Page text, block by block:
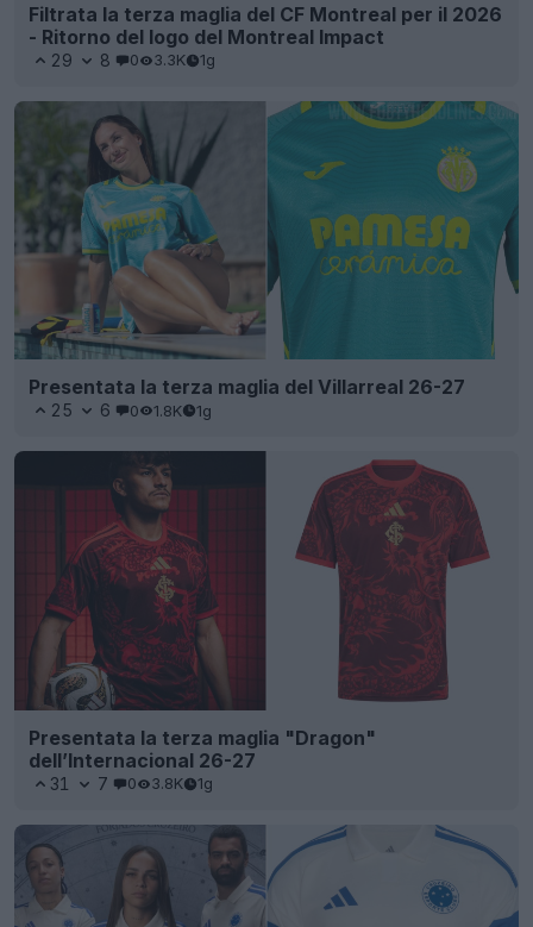
Filtrata la terza maglia del CF Montreal per il 2026
- Ritorno del logo del Montreal Impact
29 8 0 3.3K 1g
Presentata la terza maglia del Villarreal 26-27
25 6 0 1.8K 1g
Presentata la terza maglia "Dragon"
dell’Internacional 26-27
31 7 0 3.8K 1g